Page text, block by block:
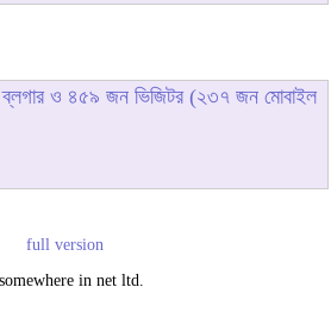
ও ৪৫৯ জন ভিজিটর (২৩৭ জন মোবাইল
full version
in net ltd.